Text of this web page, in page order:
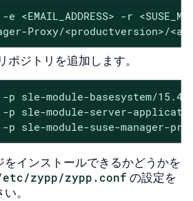
<EMAIL_ADDRESS> -r
Proxy/<productversion>/
ポジトリを追加します。
-p sle-module-basesystem/15.4/
-p sle-module-server-
-p sle-module-suse-manager-
をインストールできるかどうかを
zypp/zypp.conf の設定を
。